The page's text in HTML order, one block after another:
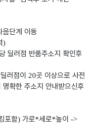
음단계 이동
)
딜러점 반품주소지 확인후
러점이 20곳 이상으로 사전
확한 주소지 안내받으신후
포함) 가로*세로*높이 ->